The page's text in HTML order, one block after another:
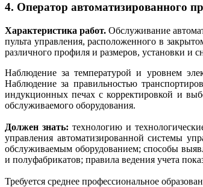
4. Оператор автоматизированного
Характеристика работ. Обслуживание
пульта управления, расположенного в
различного профиля и размеров, установки и
Наблюдение за температурой и уровнем
Наблюдение за правильностью
индукционных печах с корректировкой и
обслуживаемого оборудования.
Должен знать: технологию и
управления автоматизированной системы
обслуживаемым оборудованием; способы
и полуфабрикатов; правила ведения учета
Требуется среднее профессиональное